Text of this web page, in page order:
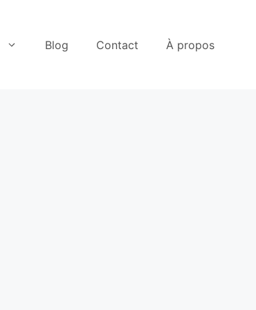
Blog Contact À propos